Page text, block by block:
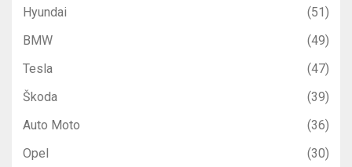
Hyundai
(51)
BMW
(49)
Tesla
(47)
Škoda
(39)
Auto Moto
(36)
Opel
(30)